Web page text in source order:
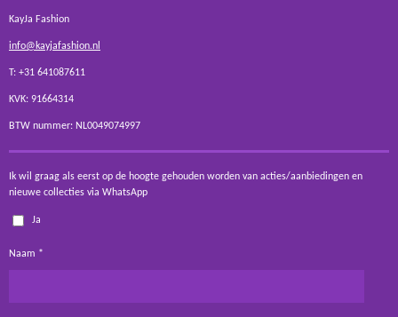
KayJa Fashion
info@kayjafashion.nl
T: +31 641087611
KVK: 91664314
BTW nummer: NL0049074997
Ik wil graag als eerst op de hoogte gehouden worden van acties/aanbiedingen en
nieuwe collecties via WhatsApp
Ja
Naam *